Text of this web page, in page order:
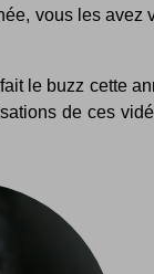
vous les avez
le buzz cette
de ces